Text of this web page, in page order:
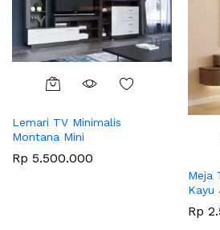
Lemari TV Minimalis
Montana Mini
Rp 5.500.000
Meja
Kayu
Rp